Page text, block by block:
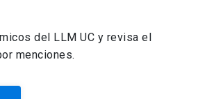
del LLM UC y revisa el
menciones.